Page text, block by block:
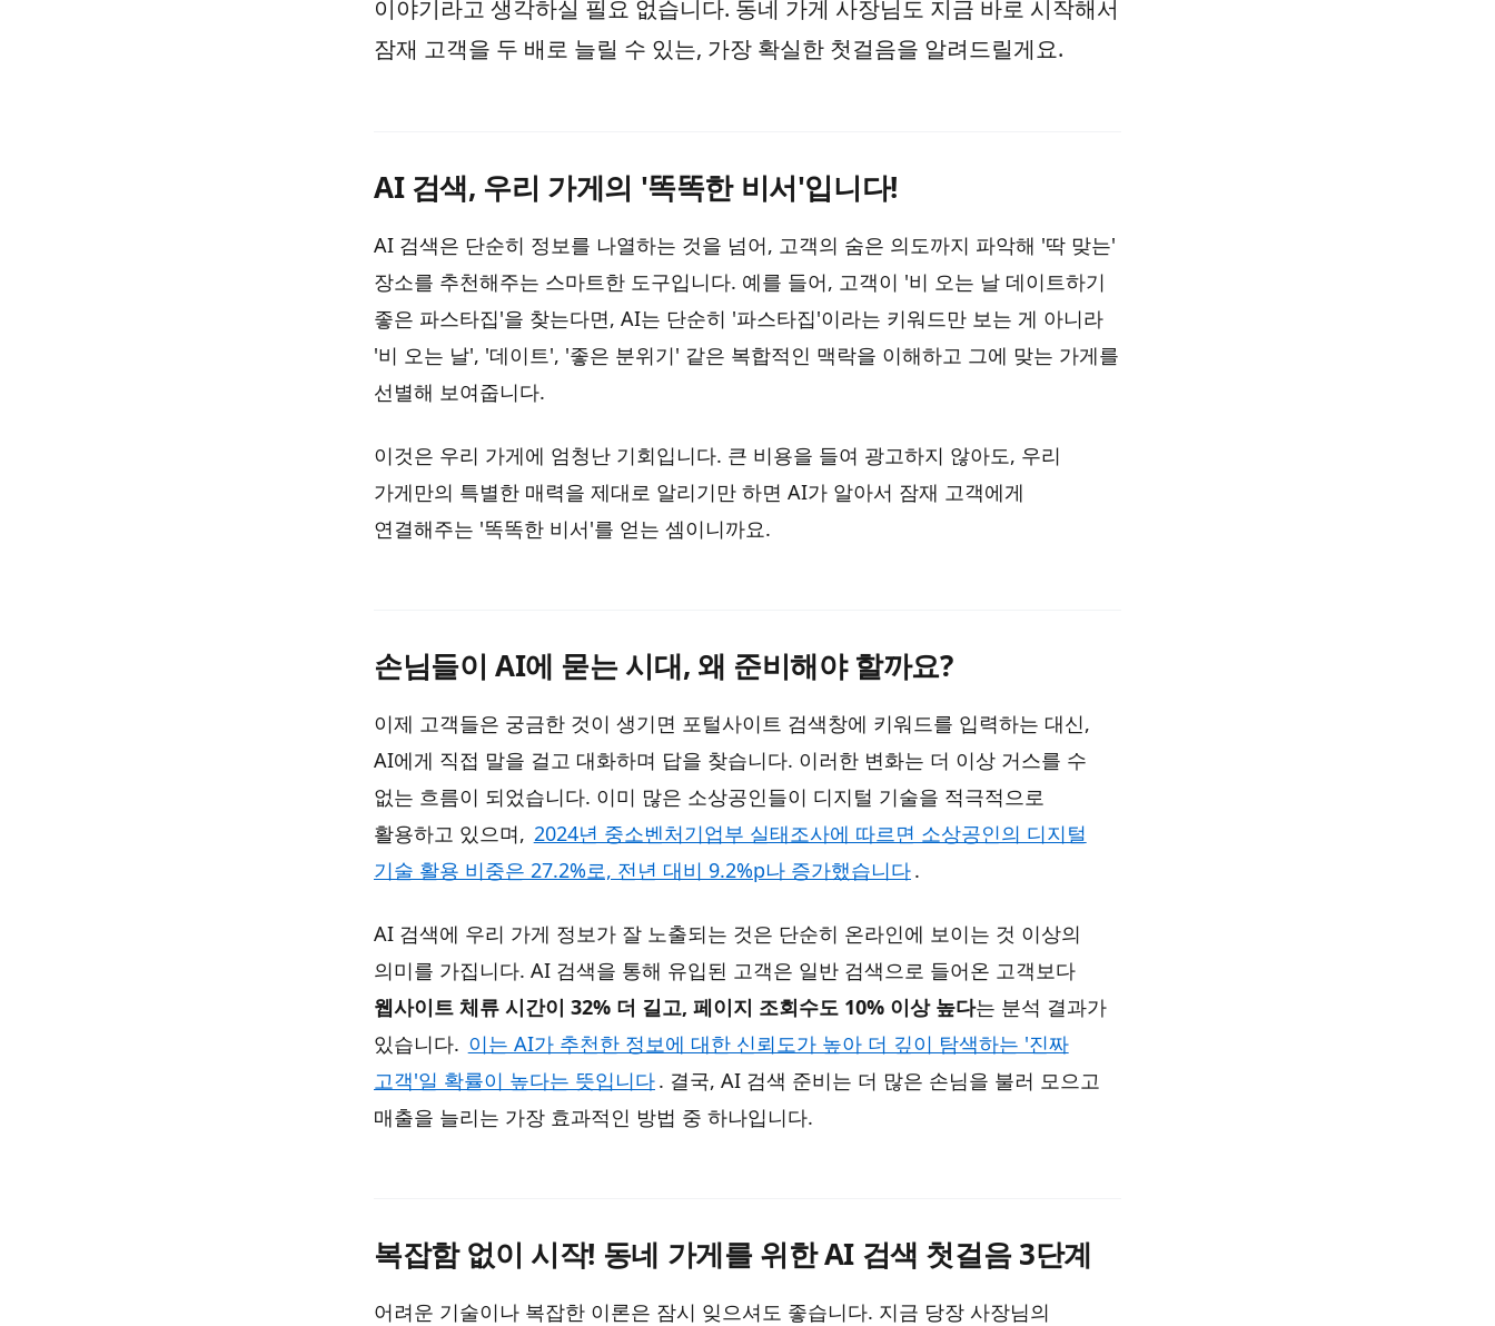
이야기라고 생각하실 필요 없습니다. 동네 가게 사장님도 지금 바로 시작해서
잠재 고객을 두 배로 늘릴 수 있는, 가장 확실한 첫걸음을 알려드릴게요.
AI 검색, 우리 가게의 '똑똑한 비서'입니다!
AI 검색은 단순히 정보를 나열하는 것을 넘어, 고객의 숨은 의도까지 파악해 '딱 맞는'
장소를 추천해주는 스마트한 도구입니다. 예를 들어, 고객이 '비 오는 날 데이트하기
좋은 파스타집'을 찾는다면, AI는 단순히 '파스타집'이라는 키워드만 보는 게 아니라
'비 오는 날', '데이트', '좋은 분위기' 같은 복합적인 맥락을 이해하고 그에 맞는 가게를
선별해 보여줍니다.
이것은 우리 가게에 엄청난 기회입니다. 큰 비용을 들여 광고하지 않아도, 우리
가게만의 특별한 매력을 제대로 알리기만 하면 AI가 알아서 잠재 고객에게
연결해주는 '똑똑한 비서'를 얻는 셈이니까요.
손님들이 AI에 묻는 시대, 왜 준비해야 할까요?
이제 고객들은 궁금한 것이 생기면 포털사이트 검색창에 키워드를 입력하는 대신,
AI에게 직접 말을 걸고 대화하며 답을 찾습니다. 이러한 변화는 더 이상 거스를 수
없는 흐름이 되었습니다. 이미 많은 소상공인들이 디지털 기술을 적극적으로
활용하고 있으며, 2024년 중소벤처기업부 실태조사에 따르면 소상공인의 디지털
기술 활용 비중은 27.2%로, 전년 대비 9.2%p나 증가했습니다.
AI 검색에 우리 가게 정보가 잘 노출되는 것은 단순히 온라인에 보이는 것 이상의
의미를 가집니다. AI 검색을 통해 유입된 고객은 일반 검색으로 들어온 고객보다
웹사이트 체류 시간이 32% 더 길고, 페이지 조회수도 10% 이상 높다는 분석 결과가
있습니다. 이는 AI가 추천한 정보에 대한 신뢰도가 높아 더 깊이 탐색하는 '진짜
고객'일 확률이 높다는 뜻입니다. 결국, AI 검색 준비는 더 많은 손님을 불러 모으고
매출을 늘리는 가장 효과적인 방법 중 하나입니다.
복잡함 없이 시작! 동네 가게를 위한 AI 검색 첫걸음 3단계
어려운 기술이나 복잡한 이론은 잠시 잊으셔도 좋습니다. 지금 당장 사장님의